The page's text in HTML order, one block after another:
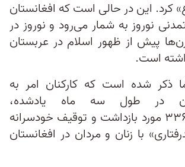
کرد. این در حالی است که افغانستان
نوروز به شمار می‌رود و نوروز در
پیش از ظهور اسلام در عربستان
است.
ذکر شده است که کارکنان امر به
در طول سه ماه یادشده،
عامل دست‌کم ۳۳۶ مورد بازداشت و توقیف خودسرانه
«بدرفتاری» با زنان و مردان در افغانستان